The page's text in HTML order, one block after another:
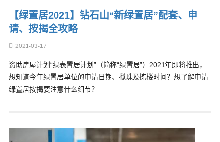
【绿置居2021】钻石山“新绿置居”配套、申
请、按揭全攻略
2021-03-17
资助房屋计划“绿表置居计划”（简称“绿置居”）2021年即将推出，
想知道今年绿置居单位的申请日期、搅珠及拣楼时间？想了解申请
绿置居按揭要注意什么细节？